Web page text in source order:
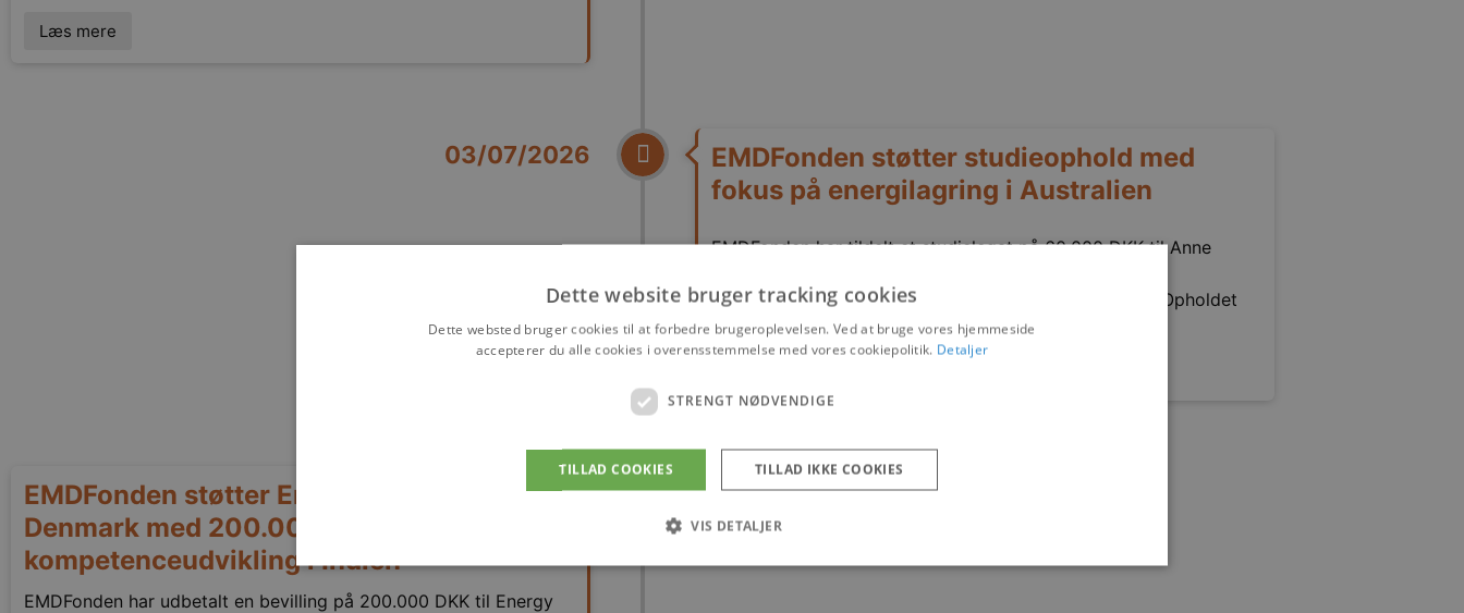
Læs mere
03/07/2026
EMDFonden støtter studieophold med
fokus på energilagring i Australien
EMDFonden har tildelt et studielegat på 60.000 DKK til Anne
virksomheden Green Gravity i Wollongong, Australien. Opholdet
finder sted i perioden 1.
30/01/2026
EMDFonden støtter Energy Cluster
Denmark med 200.000 DKK til grøn
kompetenceudvikling i Indien
EMDFonden har udbetalt en bevilling på 200.000 DKK til Energy
Dette website bruger tracking cookies
Dette websted bruger cookies til at forbedre brugeroplevelsen. Ved at bruge vores hjemmeside
accepterer du alle cookies i overensstemmelse med vores cookiepolitik. Detaljer
STRENGT NØDVENDIGE
TILLAD COOKIES TILLAD IKKE COOKIES
VIS DETALJER